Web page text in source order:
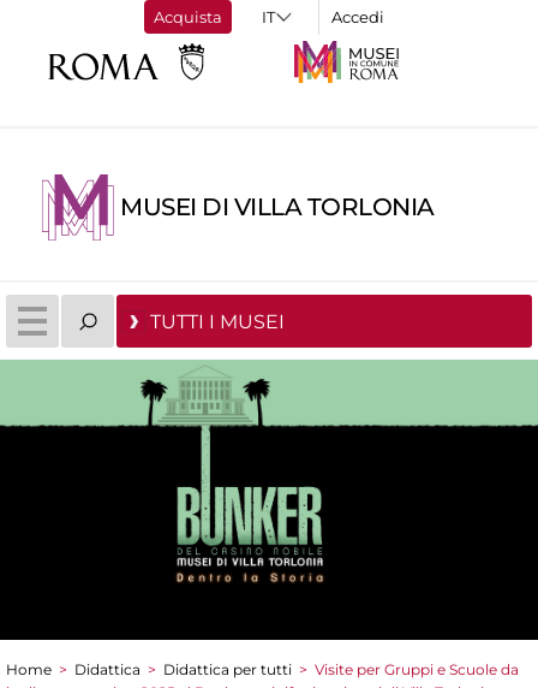
Acquista Accedi
MUSEI DI VILLA TORLONIA
TUTTI I MUSEI
Home > Didattica > Didattica per tutti > Visite per Gruppi e Scuole da